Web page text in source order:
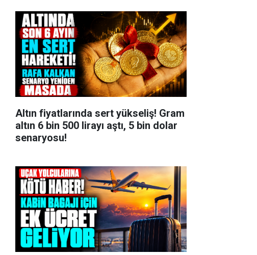
Altın fiyatlarında sert yükseliş! Gram
altın 6 bin 500 lirayı aştı, 5 bin dolar
senaryosu!